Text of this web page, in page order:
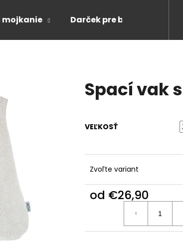
mojkanie Darček pre bábätko
Spací vak
VEĽKOSŤ
Zvoľte variant
od €26,90
Jednotková